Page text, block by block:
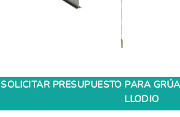
SOLICITAR PRESUPUESTO PARA
LLODIO